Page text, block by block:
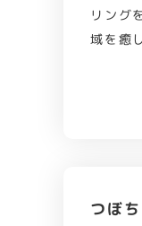
リング
域を癒
つぼ